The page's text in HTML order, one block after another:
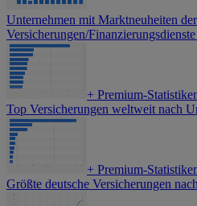
Unternehmen mit Marktneuheiten
Versicherungen/
+ Premium-
Top Versicherungen weltweit nach
+ Premium-
Größte deutsche Versicherungen